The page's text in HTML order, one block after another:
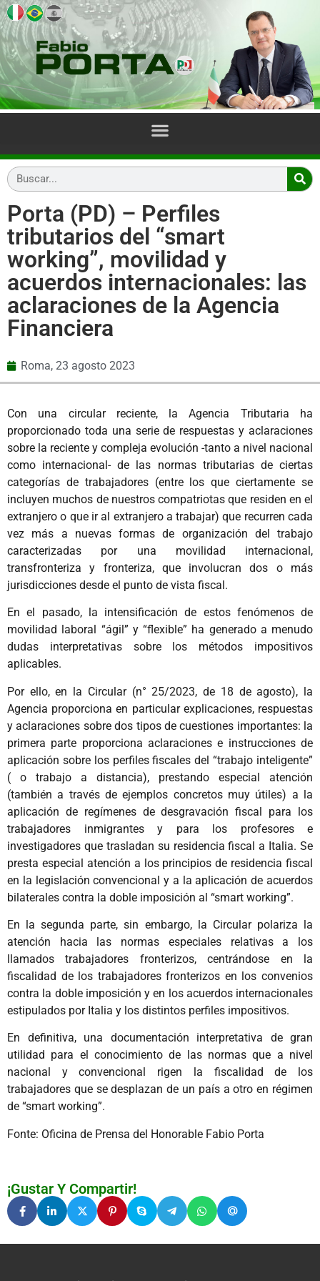
Porta (PD) – Perfiles
tributarios del “smart
working”, movilidad y
acuerdos internacionales: las
aclaraciones de la Agencia
Financiera
Roma, 23 agosto 2023
Con una circular reciente, la Agencia Tributaria ha
proporcionado toda una serie de respuestas y aclaraciones
sobre la reciente y compleja evolución -tanto a nivel nacional
como internacional- de las normas tributarias de ciertas
categorías de trabajadores (entre los que ciertamente se
incluyen muchos de nuestros compatriotas que residen en el
extranjero o que ir al extranjero a trabajar) que recurren cada
vez más a nuevas formas de organización del trabajo
caracterizadas por una movilidad internacional,
transfronteriza y fronteriza, que involucran dos o más
jurisdicciones desde el punto de vista fiscal.
En el pasado, la intensificación de estos fenómenos de
movilidad laboral “ágil” y “flexible” ha generado a menudo
dudas interpretativas sobre los métodos impositivos
aplicables.
Por ello, en la Circular (n° 25/2023, de 18 de agosto), la
Agencia proporciona en particular explicaciones, respuestas
y aclaraciones sobre dos tipos de cuestiones importantes: la
primera parte proporciona aclaraciones e instrucciones de
aplicación sobre los perfiles fiscales del “trabajo inteligente”
( o trabajo a distancia), prestando especial atención
(también a través de ejemplos concretos muy útiles) a la
aplicación de regímenes de desgravación fiscal para los
trabajadores inmigrantes y para los profesores e
investigadores que trasladan su residencia fiscal a Italia. Se
presta especial atención a los principios de residencia fiscal
en la legislación convencional y a la aplicación de acuerdos
bilaterales contra la doble imposición al “smart working”.
En la segunda parte, sin embargo, la Circular polariza la
atención hacia las normas especiales relativas a los
llamados trabajadores fronterizos, centrándose en la
fiscalidad de los trabajadores fronterizos en los convenios
contra la doble imposición y en los acuerdos internacionales
estipulados por Italia y los distintos perfiles impositivos.
En definitiva, una documentación interpretativa de gran
utilidad para el conocimiento de las normas que a nivel
nacional y convencional rigen la fiscalidad de los
trabajadores que se desplazan de un país a otro en régimen
de “smart working”.
Fonte: Oficina de Prensa del Honorable Fabio Porta
¡Gustar Y Compartir!